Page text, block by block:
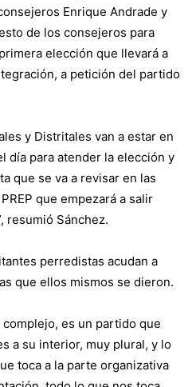
Enrique Andrade y
de los consejeros para
elección que llevará a
a petición del partido
y Distritales van a estar en
día para atender la elección y
que se va a revisar en las
que empezará a salir
resumió Sánchez.
perredistas acudan a
que ellos mismos se dieron.
complejo, es un partido que
a su interior, muy plural, y lo
toca a la parte organizativa